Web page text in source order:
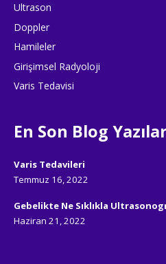
Ultrason
Doppler
Hamileler
Girişimsel Radyoloji
Varis Tedavisi
En Son Blog
Varis Tedavileri
Temmuz 16, 2022
Gebelikte Ne Sıklıkla
Haziran 21, 2022